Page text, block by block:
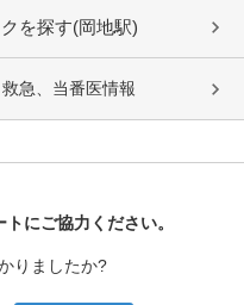
を探す(岡地駅)
急、当番医情報
にご協力ください。
りましたか?